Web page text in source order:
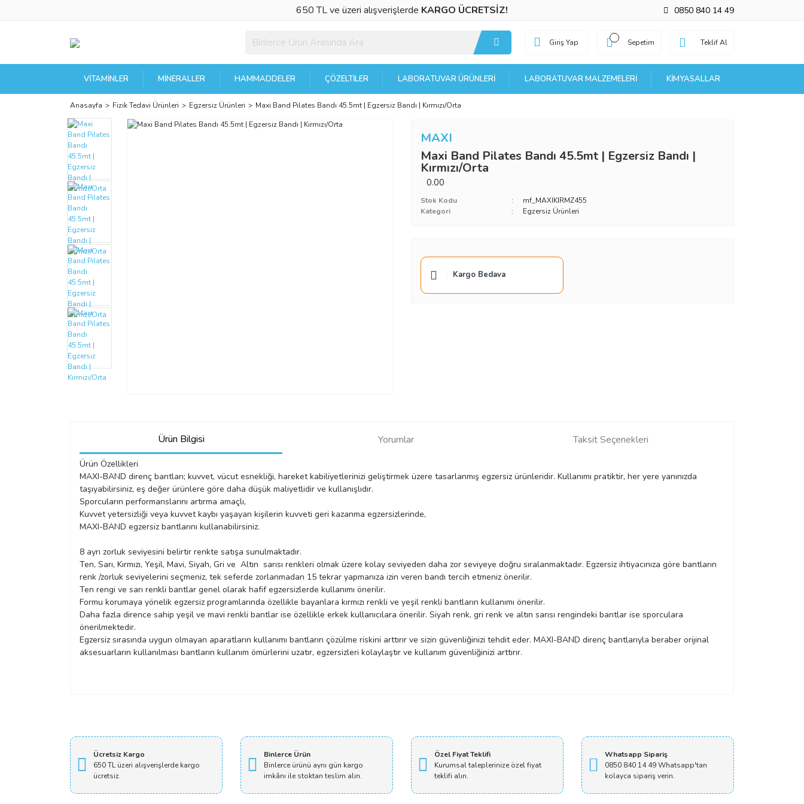
650 TL ve üzeri alışverişlerde KARGO ÜCRETSİZ! 0850 840 14 49
Giriş Yap Sepetim Teklif Al
VITAMINLER MINERALLER HAMMADDELER ÇÖZELTILER LABORATUVAR ÜRÜNLERI LABORATUVAR MALZEMELERI KIMYASALLAR
Anasayfa Fizik Tedavi Ürünleri Egzersiz Ürünleri Maxi Band Pilates Bandı 45.5mt | Egzersiz Bandı | Kırmızı/Orta
MAXI
Maxi Band Pilates Bandı 45.5mt | Egzersiz Bandı |
Kırmızı/Orta
0.00
Stok Kodu
mf_MAXIKIRMZ455
Kategori
Egzersiz Ürünleri
Kargo Bedava
Ürün Bilgisi Yorumlar Taksit Seçenekleri
Ürün Özellikleri
MAXI-BAND direnç bantları; kuvvet, vücut esnekliği, hareket kabiliyetlerinizi geliştirmek üzere tasarlanmış egzersiz ürünleridir. Kullanımı pratiktir, her yere yanınızda
taşıyabilirsiniz, eş değer ürünlere göre daha düşük maliyetlidir ve kullanışlıdır.
Sporcuların performanslarını artırma amaçlı,
Kuvvet yetersizliği veya kuvvet kaybı yaşayan kişilerin kuvveti geri kazanma egzersizlerinde,
MAXI-BAND egzersiz bantlarını kullanabilirsiniz.
8 ayrı zorluk seviyesini belirtir renkte satışa sunulmaktadır.
Ten, Sarı, Kırmızı, Yeşil, Mavi, Siyah, Gri ve Altın sarısı renkleri olmak üzere kolay seviyeden daha zor seviyeye doğru sıralanmaktadır. Egzersiz ihtiyacınıza göre bantların
renk /zorluk seviyelerini seçmeniz, tek seferde zorlanmadan 15 tekrar yapmanıza izin veren bandı tercih etmeniz önerilir.
Ten rengi ve sarı renkli bantlar genel olarak hafif egzersizlerde kullanımı önerilir.
Formu korumaya yönelik egzersiz programlarında özellikle bayanlara kırmızı renkli ve yeşil renkli bantların kullanımı önerilir.
Daha fazla dirence sahip yeşil ve mavi renkli bantlar ise özellikle erkek kullanıcılara önerilir. Siyah renk, gri renk ve altın sarısı rengindeki bantlar ise sporculara
önerilmektedir.
Egzersiz sırasında uygun olmayan aparatların kullanımı bantların çözülme riskini arttırır ve sizin güvenliğinizi tehdit eder. MAXI-BAND direnç bantlarıyla beraber orijinal
aksesuarların kullanılması bantların kullanım ömürlerini uzatır, egzersizleri kolaylaştır ve kullanım güvenliğinizi arttırır.
Ücretsiz Kargo
650 TL üzeri alışverişlerde kargo
ücretsiz.
Binlerce Ürün
Binlerce ürünü aynı gün kargo
imkânı ile stoktan teslim alın.
Özel Fiyat Teklifi
Kurumsal taleplerinize özel fiyat
teklifi alın.
Whatsapp Sipariş
0850 840 14 49 Whatsapp'tan
kolayca sipariş verin.